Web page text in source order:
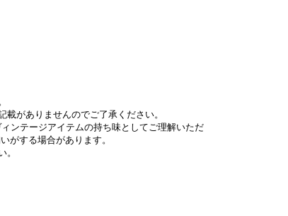
がありませんのでご了承ください。
ンテージアイテムの持ち味としてご理解いただ
がする場合があります。